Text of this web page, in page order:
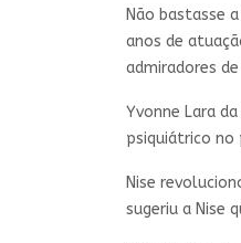
Não bastasse
anos de
admiradores
Yvonne Lara
psiquiátrico no
Nise
sugeriu a Nise